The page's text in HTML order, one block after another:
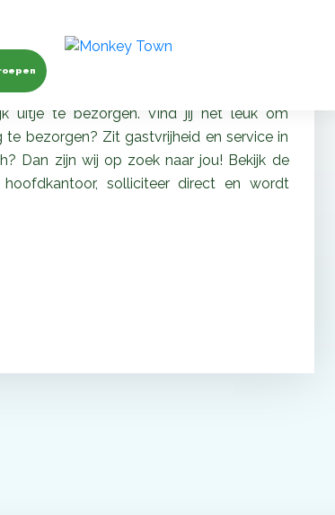
die zich iedere dag weer volledig
uitje te bezorgen. Vind jij het leuk om
bezorgen? Zit gastvrijheid en service in
Dan zijn wij op zoek naar jou! Bekijk de
solliciteer direct en wordt